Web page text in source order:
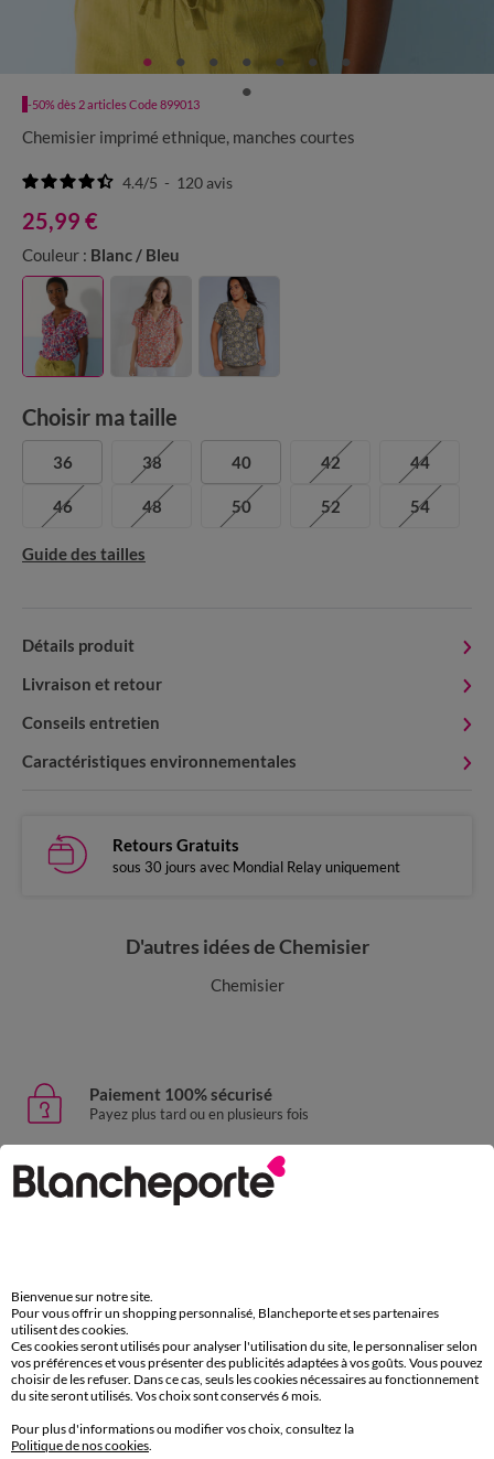
-50% dès 2 articles Code 899013
Chemisier imprimé ethnique, manches courtes
4.4/5 - 120avis
25,99 €
Couleur : Blanc / Bleu
Choisir ma taille
36 38 40 42 44
46 48 50 52 54
Guide des tailles
Détails produit
Livraison et retour
Conseils entretien
Caractéristiques environnementales
Retours Gratuits
sous 30 jours avec Mondial Relay uniquement
D'autres idées de Chemisier
Chemisier
Paiement 100% sécurisé
Payez plus tard ou en plusieurs fois
Livraison express
domicile, relais, consignes automatiques
Service clients
par chat et par téléphone
de 8h00 à 20h00 du lundi au samedi
11€ Offerts
Bienvenue sur notre site.
Pour vous offrir un shopping personnalisé, Blancheporte et ses partenaires
utilisent des cookies.
Ces cookies seront utilisés pour analyser l'utilisation du site, le personnaliser selon
vos préférences et vous présenter des publicités adaptées à vos goûts. Vous pouvez
choisir de les refuser. Dans ce cas, seuls les cookies nécessaires au fonctionnement
du site seront utilisés. Vos choix sont conservés 6 mois.
Pour plus d'informations ou modifier vos choix, consultez la
Politique de nos cookies.